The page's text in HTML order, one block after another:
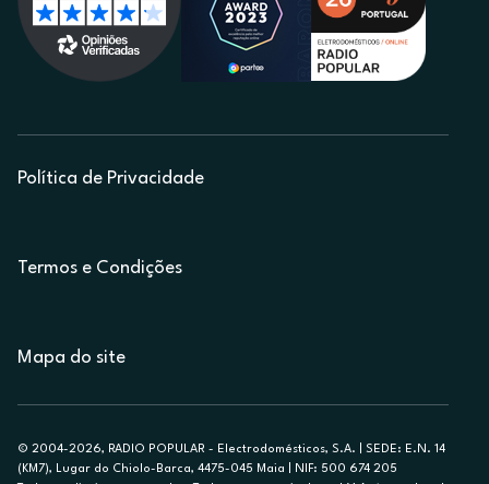
Política de Privacidade
Termos e Condições
Mapa do site
© 2004-2026, RADIO POPULAR - Electrodomésticos, S.A. | SEDE: E.N. 14
(KM7), Lugar do Chiolo-Barca, 4475-045 Maia | NIF: 500 674 205